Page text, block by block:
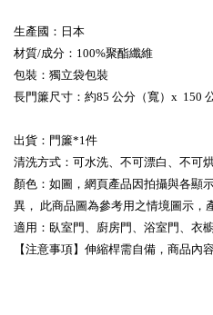
生產國：日本
材質/成分：100%聚酯纖維
包裝：獨立袋包裝
長門簾尺寸：約85 公分（寬）x 150
出貨：門簾*1件
清洗方式：可水洗、不可漂白、不可
顏色：如圖，網頁產品因拍攝與各顯
異， 此商品圖為參考用之情境圖示，
適用：臥室門、廚房門、浴室門、衣
【注意事項】伸縮桿需自備，商品內